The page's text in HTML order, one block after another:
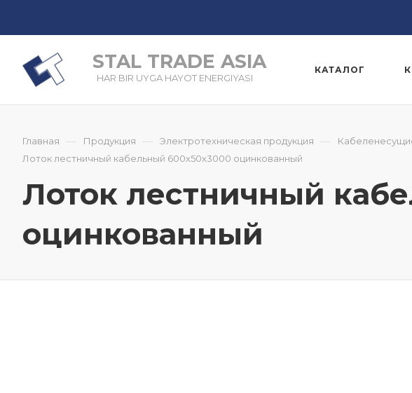
STAL TRADE ASIA
HAR BIR UYGA HAYOT ENERGIYASI
КАТАЛОГ
Главная — Продукция — Электротехническая продукция —
Лоток лестничный кабельный 600x50x3000 оцинкованный
Лоток лестничный
оцинкованный